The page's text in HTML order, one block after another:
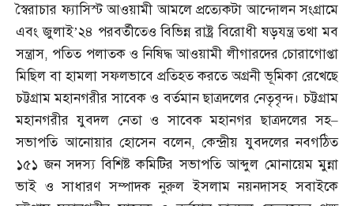
স্বৈরাচার ফ্যাসিস্ট আওয়ামী আমলে প্রত্যেকটা আন্দোলন সংগ্রামে
এবং জুলাই’২৪ পরবর্তীতেও বিভিন্ন রাষ্ট্র বিরোধী ষড়যন্ত্র তথা মব
সন্ত্রাস, পতিত পলাতক ও নিষিদ্ধ আওয়ামী লীগারদের চোরাগোপ্তা
মিছিল বা হামলা সফলভাবে প্রতিহত করতে অগ্রনী ভূমিকা রেখেছে
চট্টগ্রাম মহানগরীর সাবেক ও বর্তমান ছাত্রদলের নেতৃবৃন্দ। চট্টগ্রাম
মহানগরীর যুবদল নেতা ও সাবেক মহানগর ছাত্রদলের সহ–
সভাপতি আনোয়ার হোসেন বলেন, কেন্দ্রীয় যুবদলের নবগঠিত
১৫১ জন সদস্য বিশিষ্ট কমিটির সভাপতি আব্দুল মোনায়েম মুন্না
ভাই ও সাধারণ সম্পাদক নুরুল ইসলাম নয়নদাসহ সবাইকে